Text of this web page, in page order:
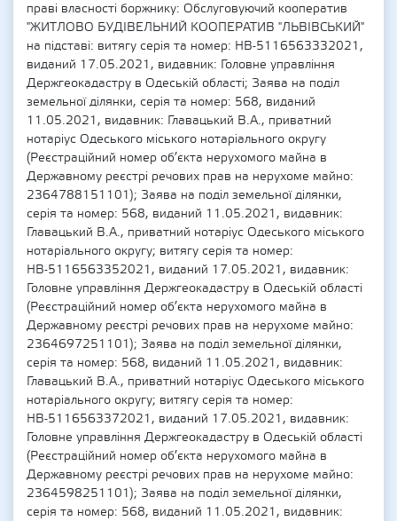
праві власності боржнику: Обслуговуючий кооператив
"ЖИТЛОВО БУДІВЕЛЬНИЙ КООПЕРАТИВ "ЛЬВІВСЬКИЙ"
на підставі: витягу серія та номер: НВ-5116563332021,
виданий 17.05.2021, видавник: Головне управління
Держгеокадастру в Одеській області; Заява на поділ
земельної ділянки, серія та номер: 568, виданий
11.05.2021, видавник: Главацький В.А., приватний
нотаріус Одеського міського нотаріального округу
(Реєстраційний номер об’єкта нерухомого майна в
Державному реєстрі речових прав на нерухоме майно:
2364788151101); Заява на поділ земельної ділянки,
серія та номер: 568, виданий 11.05.2021, видавник:
Главацький В.А., приватний нотаріус Одеського міського
нотаріального округу; витягу серія та номер:
НВ-5116563352021, виданий 17.05.2021, видавник:
Головне управління Держгеокадастру в Одеській області
(Реєстраційний номер об’єкта нерухомого майна в
Державному реєстрі речових прав на нерухоме майно:
2364697251101); Заява на поділ земельної ділянки,
серія та номер: 568, виданий 11.05.2021, видавник:
Главацький В.А., приватний нотаріус Одеського міського
нотаріального округу; витягу серія та номер:
НВ-5116563372021, виданий 17.05.2021, видавник:
Головне управління Держгеокадастру в Одеській області
(Реєстраційний номер об’єкта нерухомого майна в
Державному реєстрі речових прав на нерухоме майно:
2364598251101); Заява на поділ земельної ділянки,
серія та номер: 568, виданий 11.05.2021, видавник: